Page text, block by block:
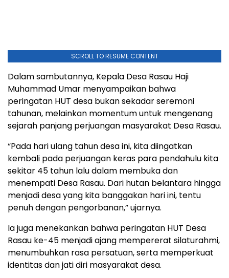
SCROLL TO RESUME CONTENT
Dalam sambutannya, Kepala Desa Rasau Haji
Muhammad Umar menyampaikan bahwa
peringatan HUT desa bukan sekadar seremoni
tahunan, melainkan momentum untuk mengenang
sejarah panjang perjuangan masyarakat Desa Rasau.
“Pada hari ulang tahun desa ini, kita diingatkan
kembali pada perjuangan keras para pendahulu kita
sekitar 45 tahun lalu dalam membuka dan
menempati Desa Rasau. Dari hutan belantara hingga
menjadi desa yang kita banggakan hari ini, tentu
penuh dengan pengorbanan,” ujarnya.
Ia juga menekankan bahwa peringatan HUT Desa
Rasau ke-45 menjadi ajang mempererat silaturahmi,
menumbuhkan rasa persatuan, serta memperkuat
identitas dan jati diri masyarakat desa.